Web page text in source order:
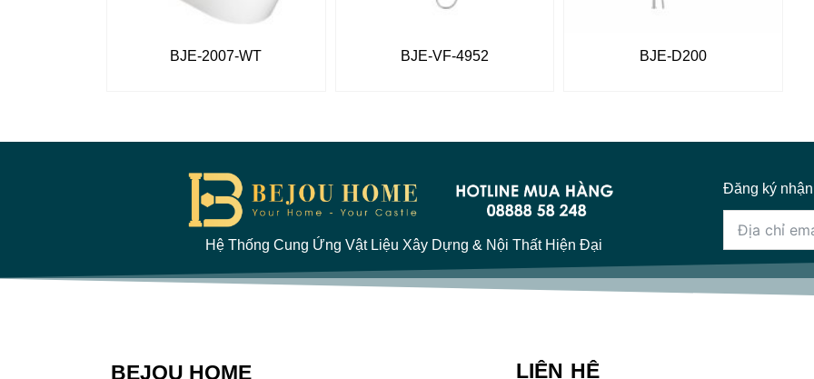
BJE-2007-WT BJE-VF-4952 BJE-D200
Hệ Thống Cung Ứng Vật Liệu Xây Dựng & Nội Thất Hiện Đại
Đăng ký
BEJOU HOME LIÊN HỆ